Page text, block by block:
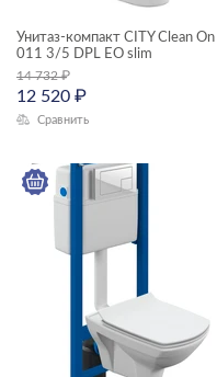
ELIO
GEOMETRY
KALIOPE
LED
Унитаз-компакт CITY Clean On
011 3/5 DPL EO slim
14 732₽
12 520 ₽
Сравнить